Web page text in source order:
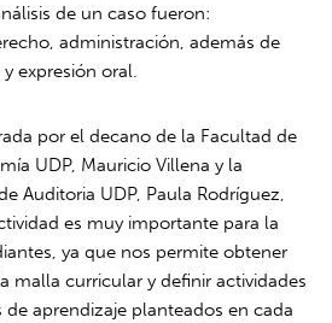
de un caso fueron:
administración, además de
expresión oral.
por el decano de la Facultad de
UDP, Mauricio Villena y la
Auditoria UDP, Paula Rodríguez,
es muy importante para la
ya que nos permite obtener
malla curricular y definir actividades
aprendizaje planteados en cada